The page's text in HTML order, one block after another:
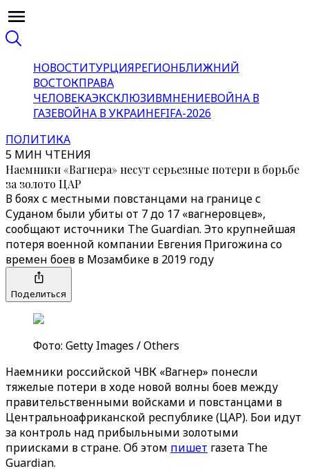
НОВОСТИТУРЦИЯРЕГИОНБЛИЖНИЙ
ВОСТОКПРАВА
ЧЕЛОВЕКАЭКСКЛЮЗИВМНЕНИЕВОЙНА В
ГАЗЕВОЙНА В УКРАИНЕFIFA-2026
ПОЛИТИКА
5 МИН ЧТЕНИЯ
Наемники «‎Вагнера»‎ несут серьезные потери в борьбе
за золото ЦАР
В боях с местными повстанцами на границе с
Суданом были убиты от 7 до 17 «‎вагнеровцев»,
сообщают источники‎ The Guardian. Это крупнейшая
потеря военной компании Евгения Пригожина со
времен боев в Мозамбике в 2019 году
Поделиться
Фото: Getty Images / Others
Наемники российской ЧВК «‎‎Вагнер» понесли
тяжелые потери в ходе новой волны боев между
правительственными войсками и повстанцами в
Центральноафриканской республике (ЦАР). Бои идут
за контроль над прибыльными золотыми
приисками в стране. Об этом пишет газета The
Guardian.